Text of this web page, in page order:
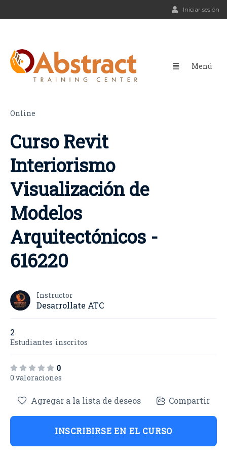
Iniciar sesión
Online
Curso Revit
Interiorismo
Visualización de
Modelos
Arquitectónicos -
616220
Instructor
Desarrollate ATC
2
Estudiantes inscritos
0
0 valoraciones
Agregar a la lista de deseos Compartir
INSCRIBIRSE EN EL CURSO